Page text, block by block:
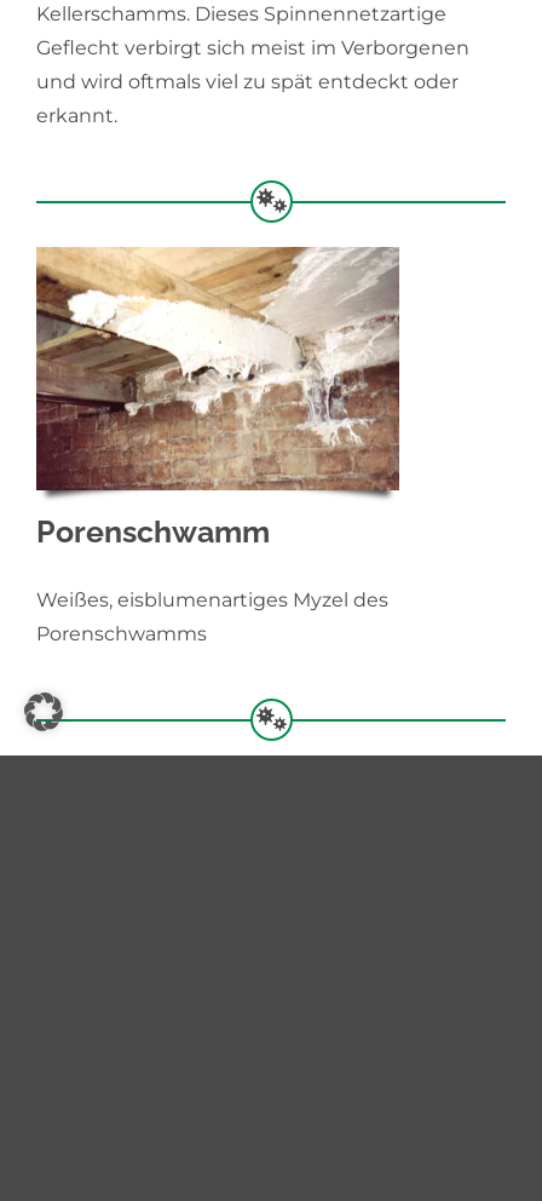
Kellerschamms. Dieses Spinnennetzartige
Geflecht verbirgt sich meist im Verborgenen
und wird oftmals viel zu spät entdeckt oder
erkannt.
Porenschwamm
Weißes, eisblumenartiges Myzel des
Porenschwamms